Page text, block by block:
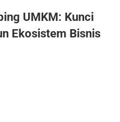
UMKM: Kunci
Ekosistem Bisnis